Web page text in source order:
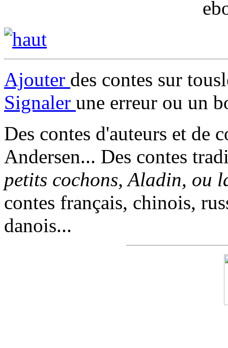
Ajouter des contes sur
Signaler une erreur ou un
Des contes d'auteurs et de
Andersen... Des contes
petits cochons, Aladin, ou
contes français, chinois,
danois...